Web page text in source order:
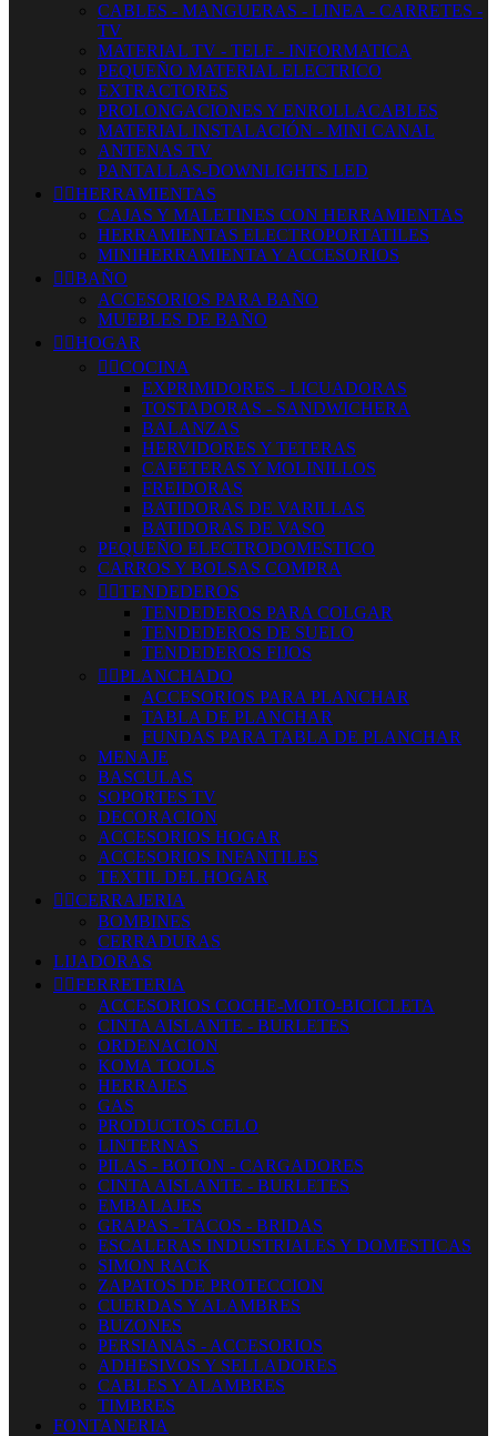
CABLES - MANGUERAS - LINEA - CARRETES -
TV
MATERIAL TV - TELF - INFORMATICA
PEQUEÑO MATERIAL ELECTRICO
EXTRACTORES
PROLONGACIONES Y ENROLLACABLES
MATERIAL INSTALACIÓN - MINI CANAL
ANTENAS TV
PANTALLAS-DOWNLIGHTS LED
 HERRAMIENTAS
CAJAS Y MALETINES CON HERRAMIENTAS
HERRAMIENTAS ELECTROPORTATILES
MINIHERRAMIENTA Y ACCESORIOS
 BAÑO
ACCESORIOS PARA BAÑO
MUEBLES DE BAÑO
 HOGAR
 COCINA
EXPRIMIDORES - LICUADORAS
TOSTADORAS - SANDWICHERA
BALANZAS
HERVIDORES Y TETERAS
CAFETERAS Y MOLINILLOS
FREIDORAS
BATIDORAS DE VARILLAS
BATIDORAS DE VASO
PEQUEÑO ELECTRODOMESTICO
CARROS Y BOLSAS COMPRA
 TENDEDEROS
TENDEDEROS PARA COLGAR
TENDEDEROS DE SUELO
TENDEDEROS FIJOS
 PLANCHADO
ACCESORIOS PARA PLANCHAR
TABLA DE PLANCHAR
FUNDAS PARA TABLA DE PLANCHAR
MENAJE
BASCULAS
SOPORTES TV
DECORACION
ACCESORIOS HOGAR
ACCESORIOS INFANTILES
TEXTIL DEL HOGAR
 CERRAJERIA
BOMBINES
CERRADURAS
LIJADORAS
 FERRETERIA
ACCESORIOS COCHE-MOTO-BICICLETA
CINTA AISLANTE - BURLETES
ORDENACION
KOMA TOOLS
HERRAJES
GAS
PRODUCTOS CELO
LINTERNAS
PILAS - BOTON - CARGADORES
CINTA AISLANTE - BURLETES
EMBALAJES
GRAPAS - TACOS - BRIDAS
ESCALERAS INDUSTRIALES Y DOMESTICAS
SIMON RACK
ZAPATOS DE PROTECCION
CUERDAS Y ALAMBRES
BUZONES
PERSIANAS - ACCESORIOS
ADHESIVOS Y SELLADORES
CABLES Y ALAMBRES
TIMBRES
FONTANERIA